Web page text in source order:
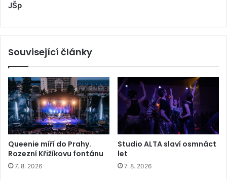
JŠp
Související články
Queenie míří do Prahy.
Rozezní Křižíkovu fontánu
7. 8. 2026
Studio ALTA slaví osmnáct
let
7. 8. 2026